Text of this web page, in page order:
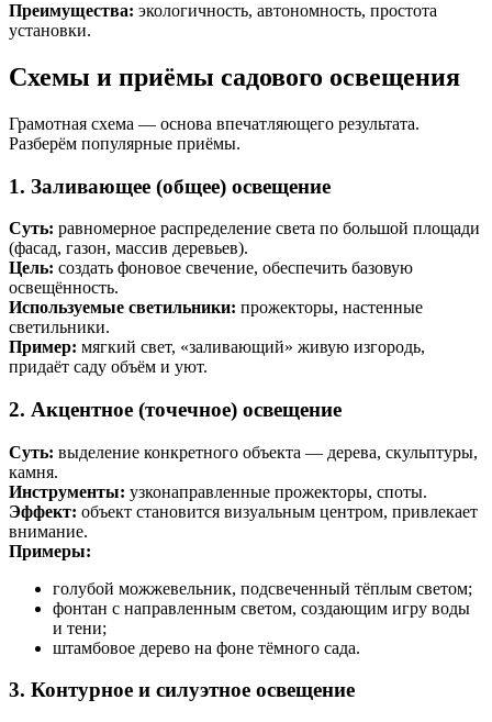
Преимущества: экологичность, автономность, простота
установки.
Схемы и приёмы садового освещения
Грамотная схема — основа впечатляющего результата.
Разберём популярные приёмы.
1. Заливающее (общее) освещение
Суть: равномерное распределение света по большой площади
(фасад, газон, массив деревьев).
Цель: создать фоновое свечение, обеспечить базовую
освещённость.
Используемые светильники: прожекторы, настенные
светильники.
Пример: мягкий свет, «заливающий» живую изгородь,
придаёт саду объём и уют.
2. Акцентное (точечное) освещение
Суть: выделение конкретного объекта — дерева, скульптуры,
камня.
Инструменты: узконаправленные прожекторы, споты.
Эффект: объект становится визуальным центром, привлекает
внимание.
Примеры:
голубой можжевельник, подсвеченный тёплым светом;
фонтан с направленным светом, создающим игру воды
и тени;
штамбовое дерево на фоне тёмного сада.
3. Контурное и силуэтное освещение